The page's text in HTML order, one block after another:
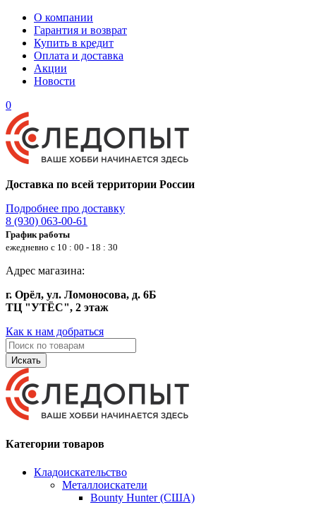
О компании
Гарантия и возврат
Купить в кредит
Оплата и доставка
Акции
Новости
0
Доставка по всей территории России
Подробнее про доставку
8 (930) 063-00-61
График работы
ежедневно с 10 : 00 - 18 : 30
Адрес магазина:
г. Орёл, ул. Ломоносова, д. 6Б
ТЦ "УТЁС", 2 этаж
Как к нам добраться
Искать
Категории товаров
Кладоискательство
Металлоискатели
Bounty Hunter (США)